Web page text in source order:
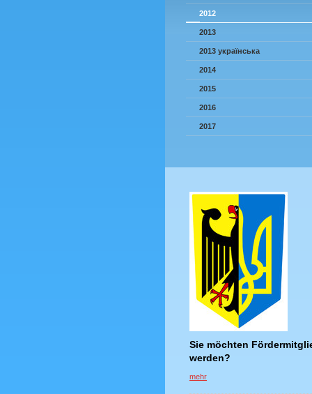
2012
2013
2013 українська
2014
2015
2016
2017
Sie möchten
werden?
mehr